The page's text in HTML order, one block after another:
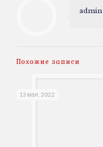
admin
Похожие записи
13 мая, 2022